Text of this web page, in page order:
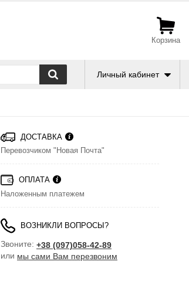
Корзина
Личный кабинет
ДОСТАВКА
Перевозчиком "Новая Почта"
ОПЛАТА
Наложенным платежем
ВОЗНИКЛИ ВОПРОСЫ?
Звоните: +38 (097)058-42-89
или мы сами Вам перезвоним